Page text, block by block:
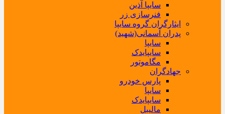
سایپا آذین
فنرسازی زر
ایثارگران گروه سایپا
پدران آسمانی(شهید)
سایپا
سایپایدک
مگاموتور
جهادگران
پارس خودرو
سایپا
سایپایدک
مالیبل